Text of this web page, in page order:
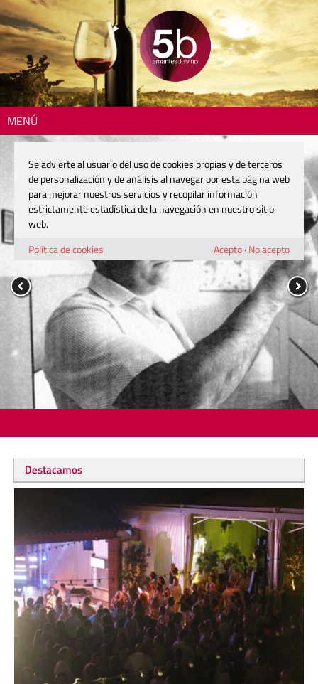
MENÚ
Destacamos
Se advierte al usuario del uso de cookies propias y de terceros
de personalización y de análisis al navegar por esta página web
para mejorar nuestros servicios y recopilar información
estrictamente estadística de la navegación en nuestro sitio
web.
Política de cookies
Acepto· No acepto